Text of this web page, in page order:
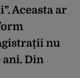
Aceasta ar
nu
ani. Din